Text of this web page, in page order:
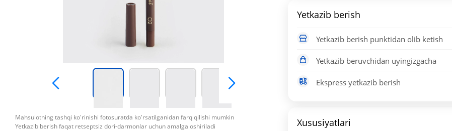
Mahsulotning tashqi ko'rinishi fotosuratda ko'rsatilganidan farq qilishi mumkin
Yetkazib berish faqat retseptsiz dori-darmonlar uchun amalga oshiriladi
Yetkazib berish
Yetkazib berish punktidan olib ketish
Yetkazib beruvchidan uyingizgacha
Ekspress yetkazib berish
Xususiyatlari